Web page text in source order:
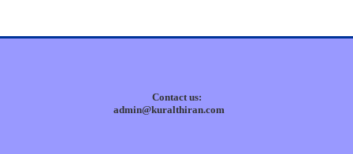
Contact us:
admin@kuralthiran.com